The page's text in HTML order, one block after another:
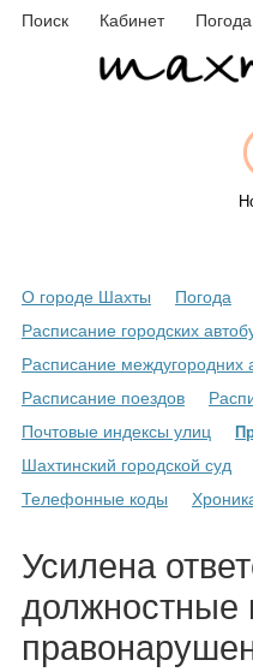
Поиск Кабинет Погода
О городе Шахты
Погода
Расписание городских
Расписание междугородних
Расписание поездов
Почтовые индексы улиц
Шахтинский городской суд
Телефонные коды
Усилена
должностные